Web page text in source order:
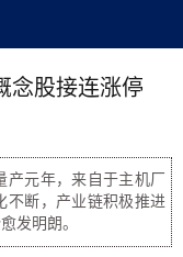
念股接连涨停
元年，来自于主机厂
不断，产业链积极推进
发明朗。